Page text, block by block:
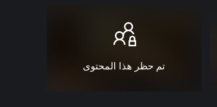
تم حظر هذا المحتوى